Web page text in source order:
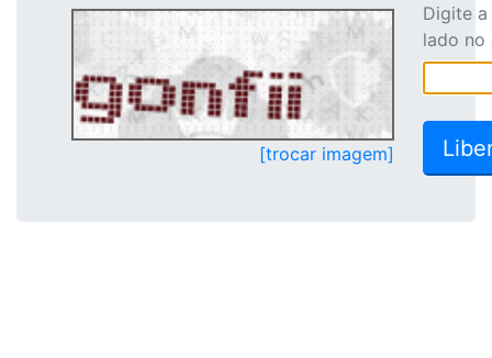
[trocar imagem]
Digite
lado no